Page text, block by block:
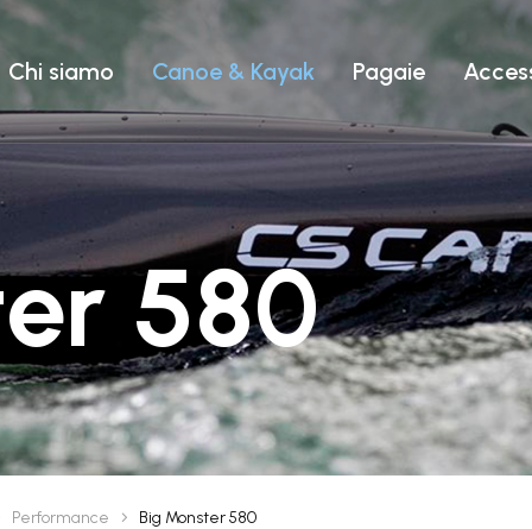
PERFORMANCE
BIPOSTO
TUTTI I
Chi siamo Canoe & Kayak Pagaie
580
Performance Big Monster 580